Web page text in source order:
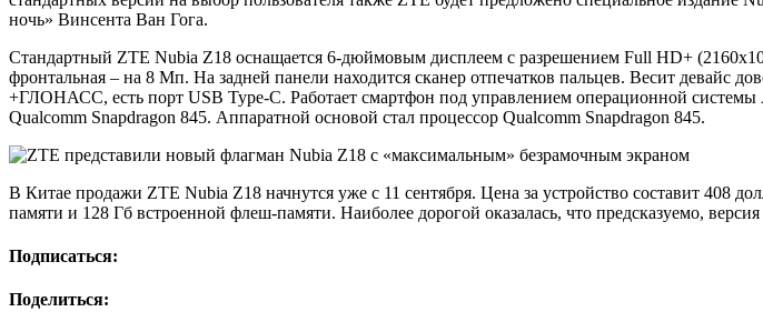
ночь» Винсента Ван Гога.
Стандартный ZTE Nubia Z18 оснащается 6-дюймовым дисплеем с разрешением Full HD+
фронтальная – на 8 Мп. На задней панели находится сканер отпечатков пальцев. Весит девайс
+ГЛОНАСС, есть порт USB Type-C. Работает смартфон под управлением операционной
Qualcomm Snapdragon 845. Аппаратной основой стал процессор Qualcomm Snapdragon 845.
В Китае продажи ZTE Nubia Z18 начнутся уже с 11 сентября. Цена за устройство составит 408
памяти и 128 Гб встроенной флеш-памяти. Наиболее дорогой оказалась, что предсказуемо,
Подписаться:
Поделиться: